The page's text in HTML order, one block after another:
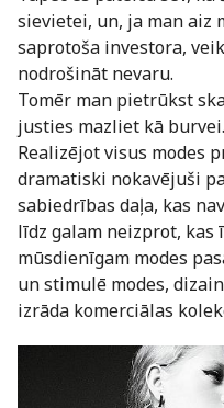
sievietei, un, ja man aiz
saprotoša investora,
nodrošināt nevaru.
Tomēr man pietrūkst
justies mazliet kā
Realizējot visus modes
dramatiski nokavējuši
sabiedrības daļa, kas
līdz galam neizprot,
mūsdienīgam modes
un stimulē modes,
izrāda komerciālas